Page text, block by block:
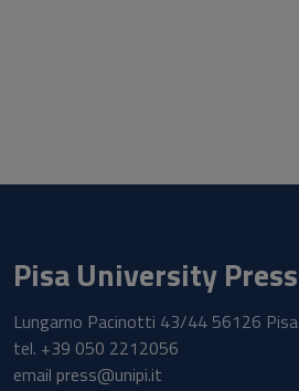
Pisa University Press
Lungarno Pacinotti 43/44 56126 Pisa
tel. +39 050 2212056
email press@unipi.it